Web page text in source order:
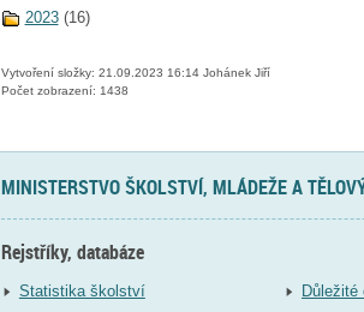
2023 (16)
Vytvoření složky: 21.09.2023 16:14 Johánek Jiří
Počet zobrazení: 1438
MINISTERSTVO ŠKOLSTVÍ, MLÁDEŽE A
Rejstříky, databáze
Statistika školství
Důležité